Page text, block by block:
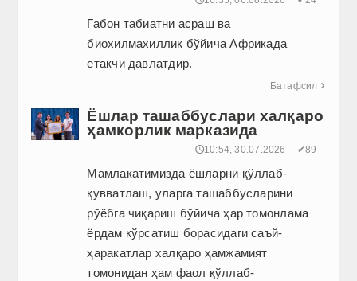
Габон табиатни асраш ва
биохилмахиллик бўйича Африкада
етакчи давлатдир.
Батафсил 
Ёшлар ташаббуслари халқаро
ҳамкорлик марказида
🕔10:54, 30.07.2026 ✔89
Мамлакатимизда ёшларни қўллаб-
қувватлаш, уларга ташаб­бусларини
рўёбга чиқариш бўйича ҳар томонлама
ёрдам кўрсатиш борасидаги саъй-
ҳаракатлар халқаро ҳамжамият
томонидан ҳам фаол қўллаб-